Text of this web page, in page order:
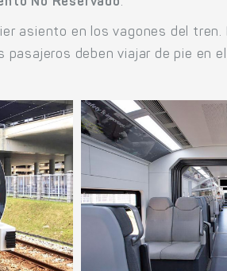
asiento en los vagones del
deben viajar de pie en